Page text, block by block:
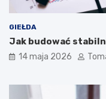
GIEŁDA
Jak budować
14 maja 2026